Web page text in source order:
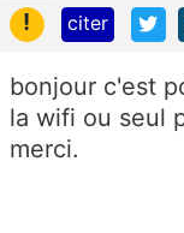
!
citer
bonjour c'est
la wifi ou seul
merci.